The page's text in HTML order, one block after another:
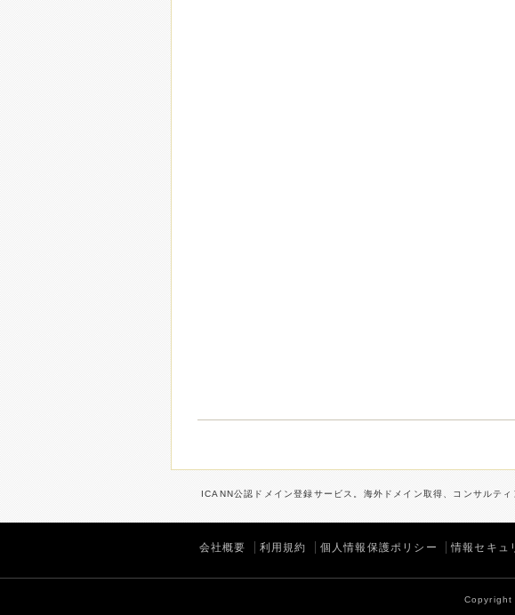
ICANN公認ドメイン登録サービス。海外ドメイン取得、コンサルテ
会社概要 利用規約 個人情報保護ポリシー 情報セキュ